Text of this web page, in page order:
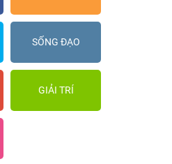
SỐNG ĐẠO
GIẢI TRÍ